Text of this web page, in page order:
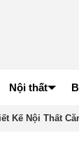
Nội thất
Kế Nội Thất